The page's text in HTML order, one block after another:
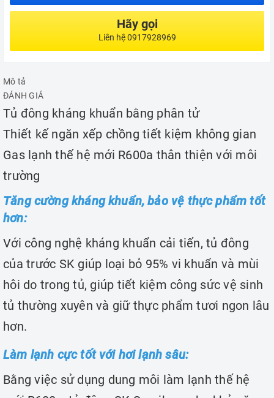
Hãy gọi
Liên hệ 0917928969
Mô tả
ĐÁNH GIÁ
Tủ đông kháng khuẩn bằng phân tử
Thiết kế ngăn xếp chồng tiết kiệm không gian
Gas lạnh thế hệ mới R600a thân thiện với môi
trường
Tăng cường kháng khuẩn, bảo vệ thực phẩm tốt
hơn:
Với công nghệ kháng khuẩn cải tiến, tủ đông
của trước SK giúp loại bỏ 95% vi khuẩn và mùi
hôi do trong tủ, giúp tiết kiệm công sức vệ sinh
tủ thường xuyên và giữ thực phẩm tươi ngon lâu
hơn.
Làm lạnh cực tốt với hơi lạnh sâu:
Bằng việc sử dụng dung môi làm lạnh thế hệ